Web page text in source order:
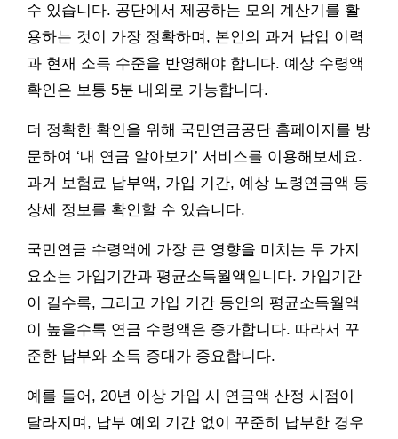
수 있습니다. 공단에서 제공하는 모의 계산기를 활
용하는 것이 가장 정확하며, 본인의 과거 납입 이력
과 현재 소득 수준을 반영해야 합니다. 예상 수령액
확인은 보통 5분 내외로 가능합니다.
더 정확한 확인을 위해 국민연금공단 홈페이지를 방
문하여 ‘내 연금 알아보기’ 서비스를 이용해보세요.
과거 보험료 납부액, 가입 기간, 예상 노령연금액 등
상세 정보를 확인할 수 있습니다.
국민연금 수령액에 가장 큰 영향을 미치는 두 가지
요소는 가입기간과 평균소득월액입니다. 가입기간
이 길수록, 그리고 가입 기간 동안의 평균소득월액
이 높을수록 연금 수령액은 증가합니다. 따라서 꾸
준한 납부와 소득 증대가 중요합니다.
예를 들어, 20년 이상 가입 시 연금액 산정 시점이
달라지며, 납부 예외 기간 없이 꾸준히 납부한 경우